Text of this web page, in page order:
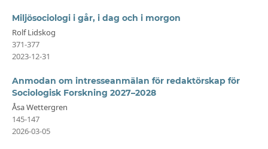
Miljösociologi i går, i dag och i morgon
Rolf Lidskog
371-377
2023-12-31
Anmodan om intresseanmälan för redaktörskap för
Sociologisk Forskning 2027–2028
Åsa Wettergren
145-147
2026-03-05